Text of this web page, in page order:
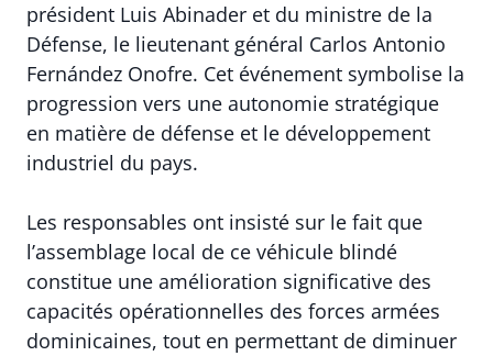
président Luis Abinader et du ministre de la
Défense, le lieutenant général Carlos Antonio
Fernández Onofre. Cet événement symbolise la
progression vers une autonomie stratégique
en matière de défense et le développement
industriel du pays.
Les responsables ont insisté sur le fait que
l’assemblage local de ce véhicule blindé
constitue une amélioration significative des
capacités opérationnelles des forces armées
dominicaines, tout en permettant de diminuer